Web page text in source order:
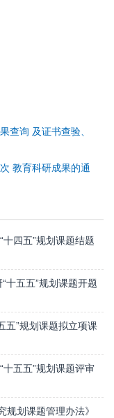
查询 及证书查验、
教育科研成果的通
四五”规划课题结题
十五五”规划课题开题
五”规划课题拟立项课
五五”规划课题评审
划课题管理办法》